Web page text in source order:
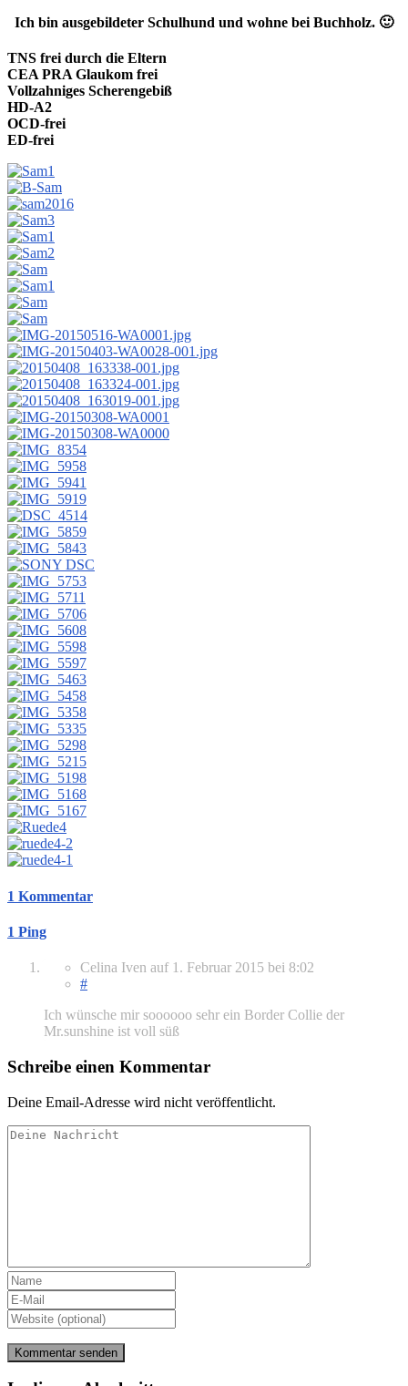
Ich bin ausgebildeter Schulhund und wohne bei Buchholz. 🙂
TNS frei durch die Eltern
CEA PRA Glaukom frei
Vollzahniges Scherengebiß
HD-A2
OCD-frei
ED-frei
1 Kommentar
1 Ping
Celina Iven auf 1. Februar 2015 bei 8:02
#
Ich wünsche mir soooooo sehr ein Border Collie der
Mr.sunshine ist voll süß
Schreibe einen Kommentar
Deine Email-Adresse wird nicht veröffentlicht.